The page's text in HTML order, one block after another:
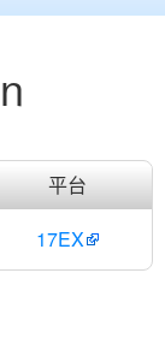
平台
17EX